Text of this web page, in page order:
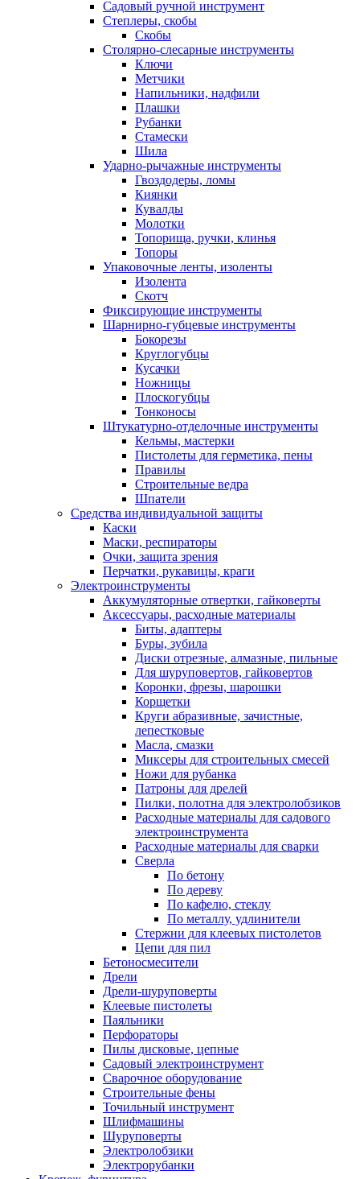
Садовый ручной инструмент
Степлеры, скобы
Скобы
Столярно-слесарные инструменты
Ключи
Метчики
Напильники, надфили
Плашки
Рубанки
Стамески
Шила
Ударно-рычажные инструменты
Гвоздодеры, ломы
Киянки
Кувалды
Молотки
Топорища, ручки, клинья
Топоры
Упаковочные ленты, изоленты
Изолента
Скотч
Фиксирующие инструменты
Шарнирно-губцевые инструменты
Бокорезы
Круглогубцы
Кусачки
Ножницы
Плоскогубцы
Тонконосы
Штукатурно-отделочные инструменты
Кельмы, мастерки
Пистолеты для герметика, пены
Правилы
Строительные ведра
Шпатели
Средства индивидуальной защиты
Каски
Маски, респираторы
Очки, защита зрения
Перчатки, рукавицы, краги
Электроинструменты
Аккумуляторные отвертки, гайковерты
Аксессуары, расходные материалы
Биты, адаптеры
Буры, зубила
Диски отрезные, алмазные, пильные
Для шуруповертов, гайковертов
Коронки, фрезы, шарошки
Корщетки
Круги абразивные, зачистные,
лепестковые
Масла, смазки
Миксеры для строительных смесей
Ножи для рубанка
Патроны для дрелей
Пилки, полотна для электролобзиков
Расходные материалы для садового
электроинструмента
Расходные материалы для сварки
Сверла
По бетону
По дереву
По кафелю, стеклу
По металлу, удлинители
Стержни для клеевых пистолетов
Цепи для пил
Бетоносмесители
Дрели
Дрели-шуруповерты
Клеевые пистолеты
Паяльники
Перфораторы
Пилы дисковые, цепные
Садовый электроинструмент
Сварочное оборудование
Строительные фены
Точильный инструмент
Шлифмашины
Шуруповерты
Электролобзики
Электрорубанки